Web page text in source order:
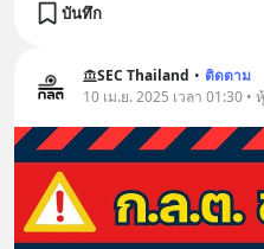
บันทึก
SEC Thailand • ติดตาม
10 เม.ย. 2025 เวลา 01:30 •